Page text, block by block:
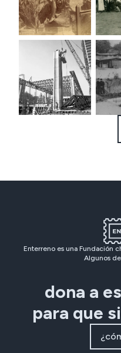
Enterreno es una Fundación
Algunos
dona a
para que